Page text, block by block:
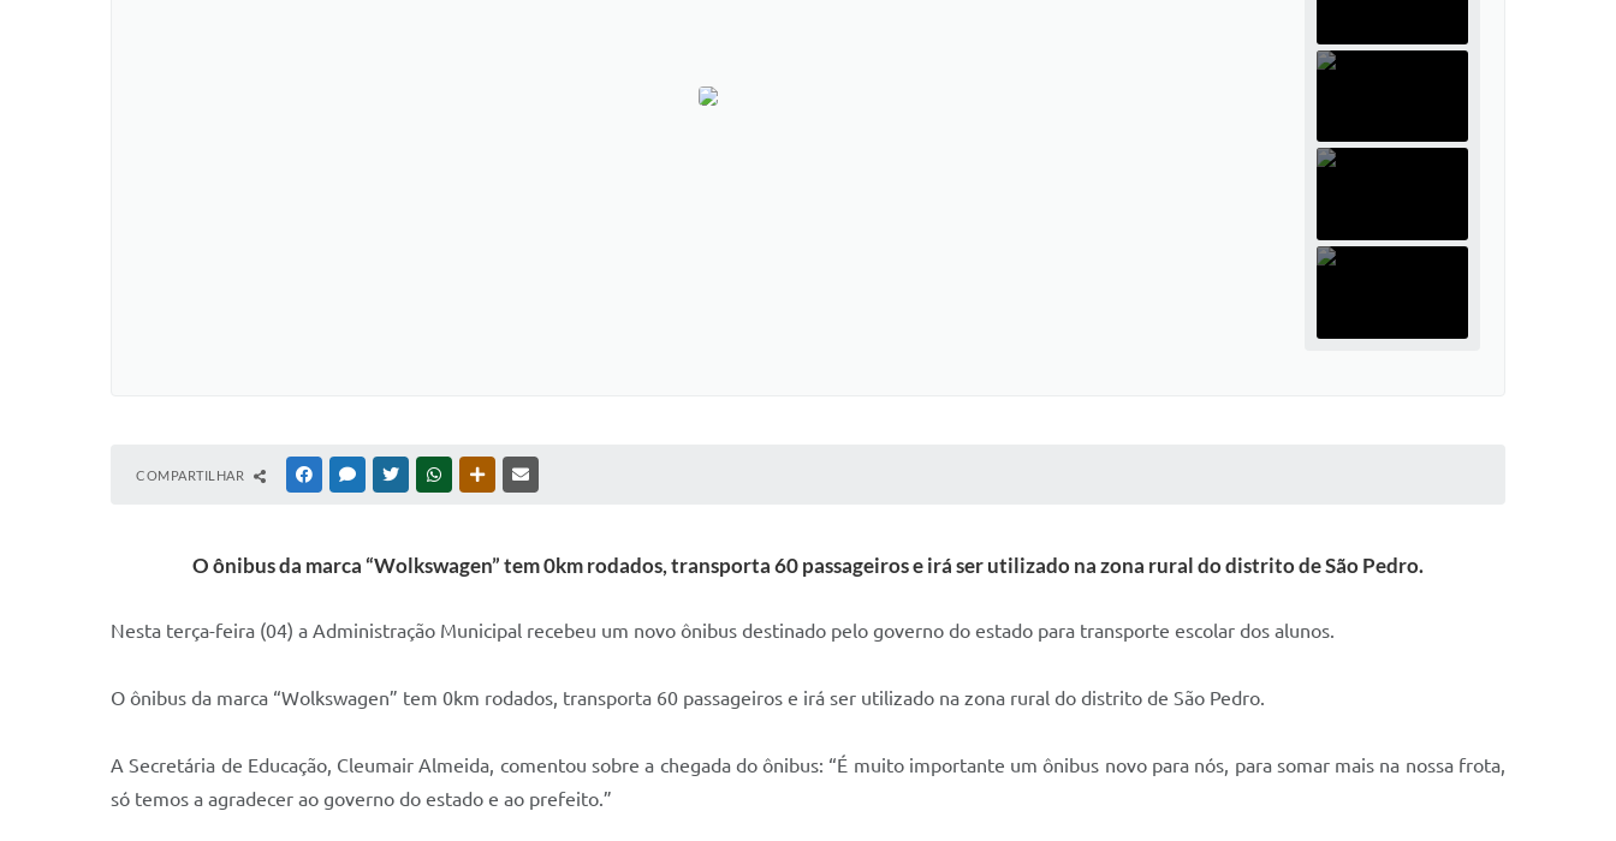
COMPARTILHAR FACEBOOKMESSENGER
TWITTERWHATSAPPOUTRAS MÍDIAS
O ônibus da marca “Wolkswagen” tem 0km rodados, transporta 60 passageiros e irá ser utilizado na zona rural do distrito de São Pedro.
Nesta terça-feira (04) a Administração Municipal recebeu um novo ônibus destinado pelo governo do estado para transporte escolar dos alunos.
O ônibus da marca “Wolkswagen” tem 0km rodados, transporta 60 passageiros e irá ser utilizado na zona rural do distrito de São Pedro.
A Secretária de Educação, Cleumair Almeida, comentou sobre a chegada do ônibus: “É muito importante um ônibus novo para nós, para somar mais na nossa frota,
só temos a agradecer ao governo do estado e ao prefeito.”